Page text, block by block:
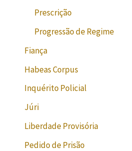
Prescrição
Progressão de Regime
Fiança
Habeas Corpus
Inquérito Policial
Júri
Liberdade Provisória
Pedido de Prisão